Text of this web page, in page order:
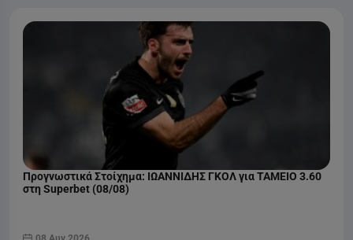
ΜΠΕΝΦΙΚΑ - ΑΚΑΝΤΕΜΙΚΑ ΒΙΣΕΟΥ
Liga Portugal
COSMOTE SPORT 1 HD
Προγνωστικά Στοίχημα: ΙΩΑΝΝΙΔΗΣ ΓΚΟΛ για ΤΑΜΕΙΟ 3.60
στη Superbet (08/08)